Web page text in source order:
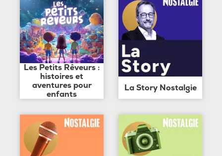
Les Petits Rêveurs :
histoires et
aventures pour
enfants
La Story Nostalgie